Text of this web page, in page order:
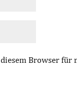
Browser für